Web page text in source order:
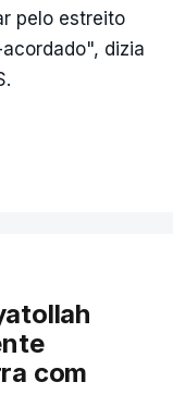
pelo estreito
dizia
com